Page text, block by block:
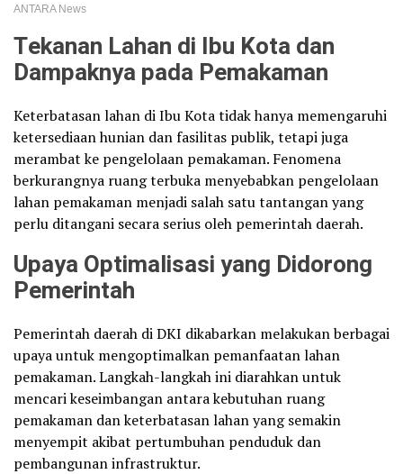
ANTARA News
Tekanan Lahan di Ibu Kota dan
Dampaknya pada Pemakaman
Keterbatasan lahan di Ibu Kota tidak hanya memengaruhi
ketersediaan hunian dan fasilitas publik, tetapi juga
merambat ke pengelolaan pemakaman. Fenomena
berkurangnya ruang terbuka menyebabkan pengelolaan
lahan pemakaman menjadi salah satu tantangan yang
perlu ditangani secara serius oleh pemerintah daerah.
Upaya Optimalisasi yang Didorong
Pemerintah
Pemerintah daerah di DKI dikabarkan melakukan berbagai
upaya untuk mengoptimalkan pemanfaatan lahan
pemakaman. Langkah-langkah ini diarahkan untuk
mencari keseimbangan antara kebutuhan ruang
pemakaman dan keterbatasan lahan yang semakin
menyempit akibat pertumbuhan penduduk dan
pembangunan infrastruktur.